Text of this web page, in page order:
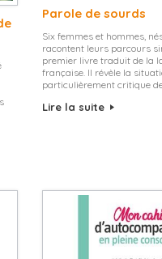
Parole de sourds
Six femmes et hommes,
racontent leurs parcours
premier livre traduit de la
française. Il révèle la
particulièrement critique
Lire la suite